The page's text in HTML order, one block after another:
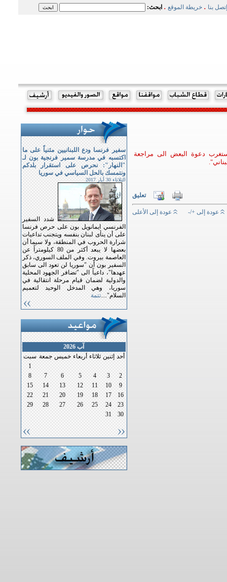
إتصل بنا . خريطة الموقع . ابحث:
دعوة البعض الى مراجعة
تعليق
عودة إلى +/- عودة إلى الأعلى
سفير فرنسا ودع اللبنانيين مثنياً على ما
اكتسبه في مدرسة سمير فرنجية بون لـ
"النهار": نحرص على استقرار بلدكم
ونتمسك بالحل السياسي في سوريا
الثلاثاء 30 أيار 2017
شدد السفير
الفرنسي ايمانويل بون على حرص فرنسا
على أن ينأى لبنان بنفسه ويتجنب تداعيات
شرارة الحروب في المنطقة، ولا سيما أن
بعضها لا يبعد أكثر من 80 كيلومتراً عن
العاصمة بيروت. وفي الملف السوري، ذكر
السفير بون أن "سوريا لن تعود الى سابق
عهدها"، داعياً الى "تضافر الجهود المحلية
والدولية لضمان قيام مرحلة انتقالية في
سوريا، وهي المدخل الوحيد لتعميم
السلام"....تتمة
آب 2026
أحد إثنين ثلاثاء أربعاء خميس جمعة سبت
1
2
3
4
5
6
7
8
9
10
11
12
13
14
15
16
17
18
19
20
21
22
23
24
25
26
27
28
29
30
31